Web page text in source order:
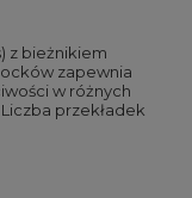
z bieżnikiem
zapewnia
w różnych
przekładek